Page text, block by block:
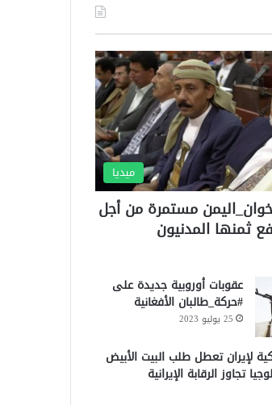
ميديا
مستمرة من أجل
ثمنها المدنيون
عقوبات أوروبية جديدة على
#حركة_طالبان الأفغانية
25 يوليو 2023
لإيران تعطل طلب البيت الأبيض
تجاوز الرقابة الإيرانية